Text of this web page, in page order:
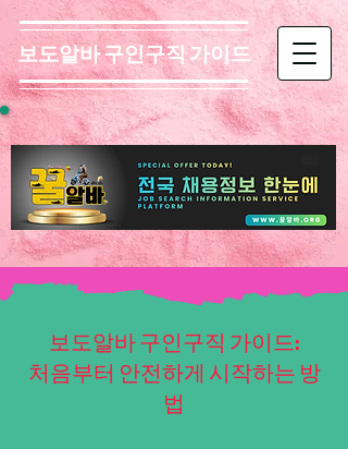
보도알바 구인구직 가이드
보도알바 구인구직 가이드:
처음부터 안전하게 시작하는 방
법